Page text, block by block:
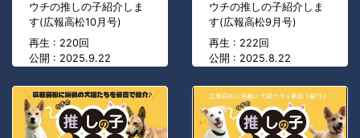
ウチの推しの子紹介しま
す(広報高松10月号)
再生 : 220回
公開 : 2025.9.22
ウチの推しの子紹介しま
す(広報高松9月号)
再生 : 222回
公開 : 2025.8.22